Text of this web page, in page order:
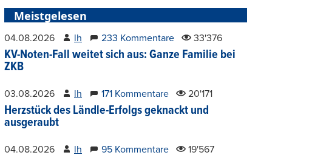
Meistgelesen
04.08.2026 lh 233 Kommentare 33'376
KV-Noten-Fall weitet sich aus: Ganze Familie bei
ZKB
03.08.2026 lh 171 Kommentare 20'171
Herzstück des Ländle-Erfolgs geknackt und
ausgeraubt
04.08.2026 lh 95 Kommentare 19'567